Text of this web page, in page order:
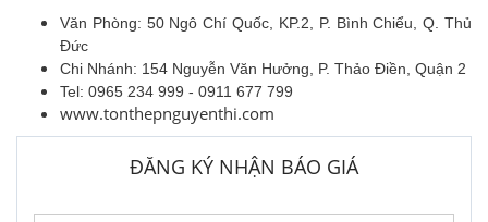
Văn Phòng: 50 Ngô Chí Quốc, KP.2, P. Bình Chiểu, Q. Thủ
Đức
Chi Nhánh: 154 Nguyễn Văn Hưởng, P. Thảo Điền, Quận 2
Tel: 0965 234 999 - 0911 677 799
www.tonthepnguyenthi.com
ĐĂNG KÝ NHẬN BÁO GIÁ